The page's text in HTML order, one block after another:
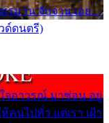
ทรมาน จับจาน เอย…
ด์ดนตรี)
ใจอาวรณ์ มาซ่อน อยู่
คนไปทั่ว แต่เรา เฝ้า